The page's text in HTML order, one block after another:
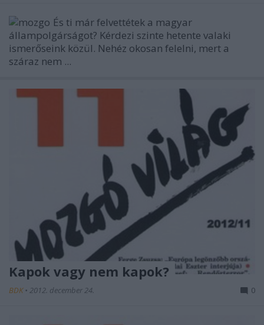
És ti már felvettétek a magyar
állampolgárságot? Kérdezi szinte hetente valaki
ismerőseink közül. Nehéz okosan felelni, mert a
száraz nem ...
Kapok vagy nem kapok?
BDK • 2012. december 24. 0